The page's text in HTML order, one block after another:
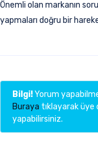
Önemli olan markanın
yapmaları doğru bir
Bilgi!Yorum
Buraya tıklayarak üye
yapabilirsiniz.